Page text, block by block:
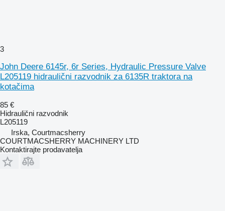
3
John Deere 6145r, 6r Series, Hydraulic Pressure Valve
L205119 hidraulični razvodnik za 6135R traktora na
kotačima
85 €
Hidraulični razvodnik
L205119
Irska, Courtmacsherry
COURTMACSHERRY MACHINERY LTD
Kontaktirajte prodavatelja